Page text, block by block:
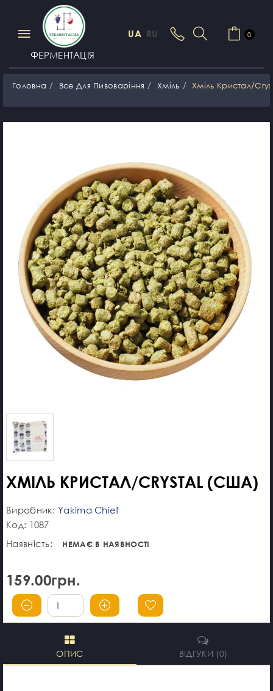
ФЕРМЕНТАЦІЯ
UA RU 0
Головна Все Для Пивоваріння Хміль Хміль Кристал/
ХМІЛЬ КРИСТАЛ/CRYSTAL (США)
Виробник:Yakima Chief
Код: 1087
Наявність:
НЕМАЄ В НАЯВНОСТІ
159.00грн.
ОПИС ВІДГУКИ (0)